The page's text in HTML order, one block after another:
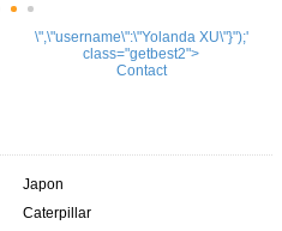
\",\"username\":\"Yolanda XU\"}");'
class="getbest2">
Contact
Japon
Caterpillar